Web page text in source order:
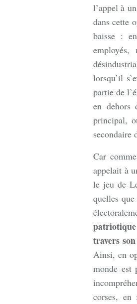
l’appel à
dans cette
baisse :
employés,
lorsqu’il
partie de
en dehors
principal,
secondaire
Car
appelait à
le jeu de
quelles
travers
Ainsi, en
monde est
corses,